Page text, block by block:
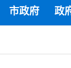
市政府 政